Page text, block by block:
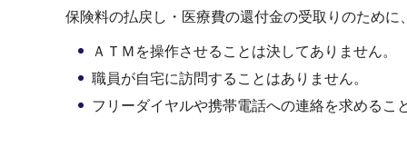
保険料の払戻し・医療費の還付金の受取りのために、
ＡＴＭを操作させることは決してありません。
職員が自宅に訪問することはありません。
フリーダイヤルや携帯電話への連絡を求めるこ